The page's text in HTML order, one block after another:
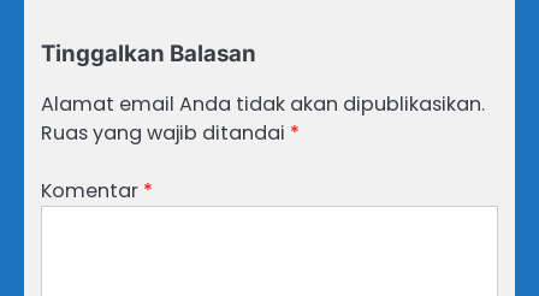
Tinggalkan Balasan
Alamat email Anda tidak akan dipublikasikan.
Ruas yang wajib ditandai *
Komentar *